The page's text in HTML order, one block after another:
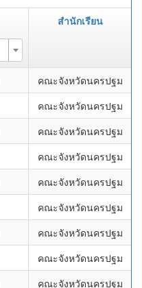
สำนักเรียน
คณะจังหวัดนครปฐม
คณะจังหวัดนครปฐม
คณะจังหวัดนครปฐม
คณะจังหวัดนครปฐม
คณะจังหวัดนครปฐม
คณะจังหวัดนครปฐม
คณะจังหวัดนครปฐม
คณะจังหวัดนครปฐม
คณะจังหวัดนครปฐม